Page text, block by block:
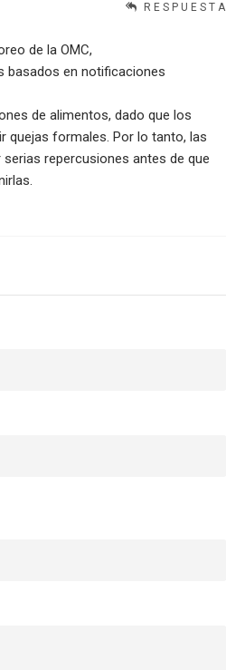
RESPUESTA
de la OMC,
basados en notificaciones
de alimentos, dado que los
quejas formales. Por lo tanto, las
repercusiones antes de que